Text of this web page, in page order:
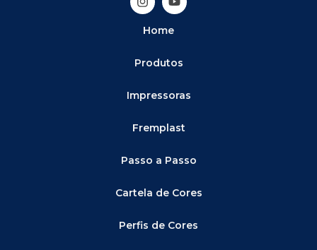
Home
Produtos
Impressoras
Fremplast
Passo a Passo
Cartela de Cores
Perfis de Cores